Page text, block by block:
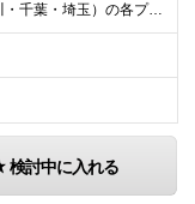
■一都三県（東京・神奈川・千葉・埼玉）の各プロジェクト先 ※リモートワーク（在宅勤務）制度が整った案件が多数あります。 ※転居を伴う転勤はありません。 ■地方拠点のプロジェクトあり（札幌、福岡、熊
検討中に入れる